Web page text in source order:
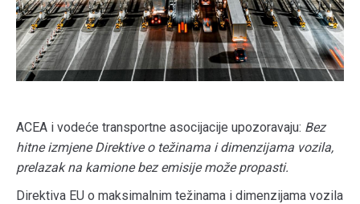
ACEA i vodeće transportne asocijacije upozoravaju: Bez
hitne izmjene Direktive o težinama i dimenzijama vozila,
prelazak na kamione bez emisije može propasti.
Direktiva EU o maksimalnim težinama i dimenzijama vozila